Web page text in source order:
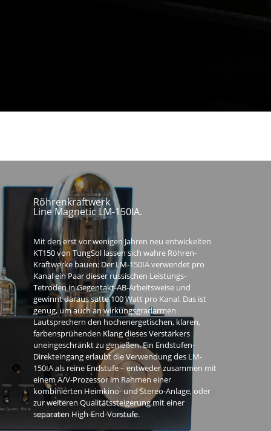
Röhrenkraftwerk
Line Magnetic LM-150IA.
Mit den erst vor wenigen Jahren neu entwickelten
KT150 von TungSol lassen sich wahre Röhren-
Kraftwerke bauen: Der LM-150IA verwendet pro
Kanal ein Paar dieser russischen Leistungs-
Tetroden in Gegentakt-AB-Arbeitsweise und
gewinnt daraus satte 100 Watt pro Kanal. Das ist
genug, um auch an wirkungsgradarmen
Lautsprechern den hochenergetischen, klaren,
farbensprühenden Klang dieses Verstärkers
uneingeschränkt zu genießen. Ein Endstufen-
Direkteingang erlaubt die Verwendung des LM-
150IA als reine Endstufe – entweder zusammen mit
einem A/V-Prozessor im Rahmen einer
kombinierten Heimkino- und Stereo-Anlage, oder
zur weiteren Qualitätssteigerung mit einer
separaten High-End-Vorstufe.